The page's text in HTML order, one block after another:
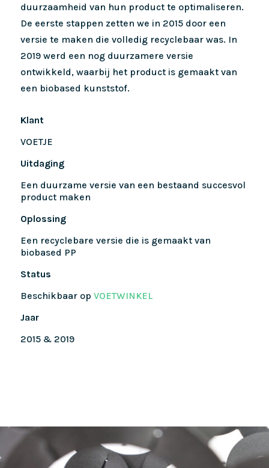
duurzaamheid van hun product te optimaliseren.
De eerste stappen zetten we in 2015 door een
versie te maken die volledig recyclebaar was. In
2019 werd een nog duurzamere versie
ontwikkeld, waarbij het product is gemaakt van
een biobased kunststof.
Klant
VOETJE
Uitdaging
Een duurzame versie van een bestaand succesvol
product maken
Oplossing
Een recyclebare versie die is gemaakt van
biobased PP
Status
Beschikbaar op VOETWINKEL
Jaar
2015 & 2019